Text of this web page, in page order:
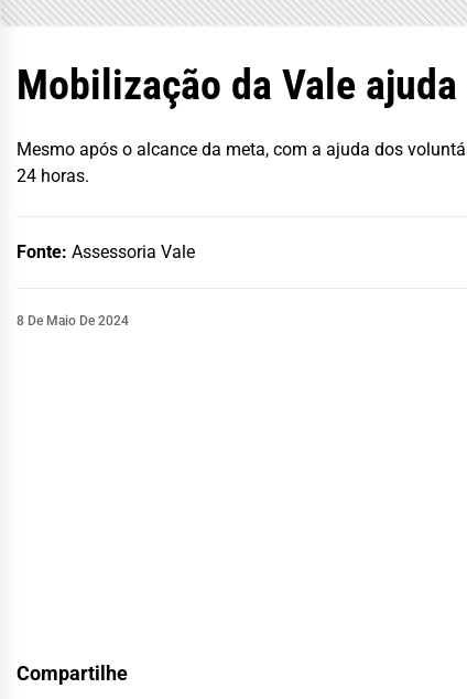
Mobilização da Vale
Mesmo após o alcance da meta, com a ajuda dos
24 horas.
Fonte: Assessoria Vale
8 De Maio De 2024
Compartilhe